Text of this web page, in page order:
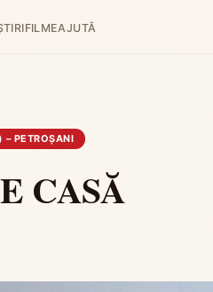
FILMEAJUTĂ
– PETROŞANI
CASĂ